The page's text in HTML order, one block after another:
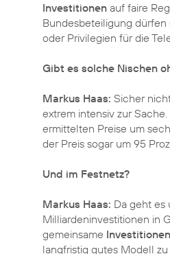
Investitionen auf faire
Bundesbeteiligung
oder Privilegien für die
Gibt es solche Nischen
Markus Haas: Sicher
extrem intensiv zur
ermittelten Preise um
der Preis sogar um 95
Und im Festnetz?
Markus Haas: Da geht es
Milliardeninvestitionen in
gemeinsame
langfristig gutes Modell